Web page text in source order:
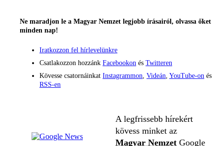
Ne maradjon le a Magyar Nemzet legjobb írásairól, olvassa őket
minden nap!
Iratkozzon fel hírlevelünkre
Csatlakozzon hozzánk Facebookon és Twitteren
Kövesse csatornáinkat Instagrammon Videán YouTube-on és
RSS-en
A legfrissebb hírekért
kövess minket az
Magyar Nemzet Google